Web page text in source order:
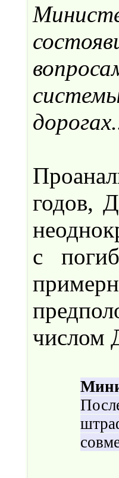
годов,
с
числом